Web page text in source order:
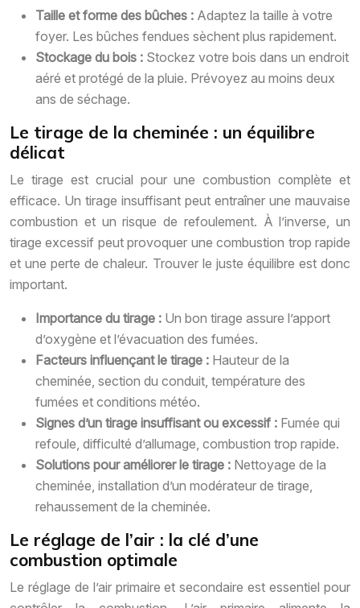
Taille et forme des bûches : Adaptez la taille à votre
foyer. Les bûches fendues sèchent plus rapidement.
Stockage du bois : Stockez votre bois dans un endroit
aéré et protégé de la pluie. Prévoyez au moins deux
ans de séchage.
Le tirage de la cheminée : un équilibre
délicat
Le tirage est crucial pour une combustion complète et
efficace. Un tirage insuffisant peut entraîner une mauvaise
combustion et un risque de refoulement. À l’inverse, un
tirage excessif peut provoquer une combustion trop rapide
et une perte de chaleur. Trouver le juste équilibre est donc
important.
Importance du tirage : Un bon tirage assure l’apport
d’oxygène et l’évacuation des fumées.
Facteurs influençant le tirage : Hauteur de la
cheminée, section du conduit, température des
fumées et conditions météo.
Signes d’un tirage insuffisant ou excessif : Fumée qui
refoule, difficulté d’allumage, combustion trop rapide.
Solutions pour améliorer le tirage : Nettoyage de la
cheminée, installation d’un modérateur de tirage,
rehaussement de la cheminée.
Le réglage de l’air : la clé d’une
combustion optimale
Le réglage de l’air primaire et secondaire est essentiel pour